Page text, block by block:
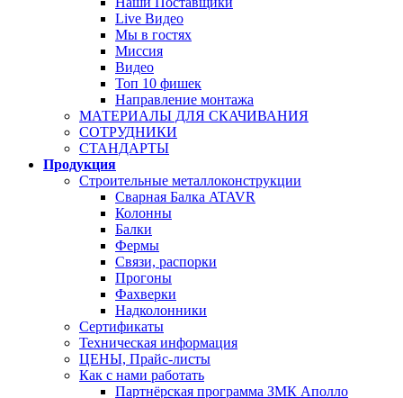
Live Видео
Мы в гостях
Миссия
Видео
Топ 10 фишек
Направление монтажа
МАТЕРИАЛЫ ДЛЯ СКАЧИВАНИЯ
СОТРУДНИКИ
СТАНДАРТЫ
Продукция
Строительные металлоконструкции
Сварная Балка ATAVR
Колонны
Балки
Фермы
Связи, распорки
Прогоны
Фахверки
Надколонники
Сертификаты
Техническая информация
ЦЕНЫ, Прайс-листы
Как с нами работать
Партнёрская программа ЗМК Аполло